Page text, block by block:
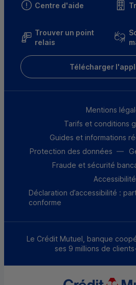
Centre d'aide
Trouver un point
relais
Télécharger
Mentions
Tarifs et conditions
Guides et informations
Protection des données
Fraude et sécurité
Accessibilité
Déclaration d’accessibilité :
conforme
Le Crédit Mutuel, banque
ses 9 millions de